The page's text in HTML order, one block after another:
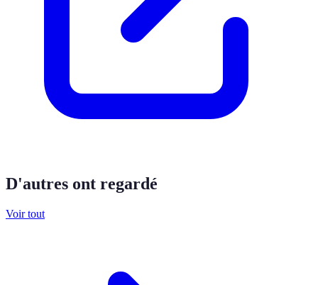
D'autres ont regardé
Voir tout